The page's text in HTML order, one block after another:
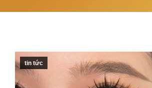
tin tức